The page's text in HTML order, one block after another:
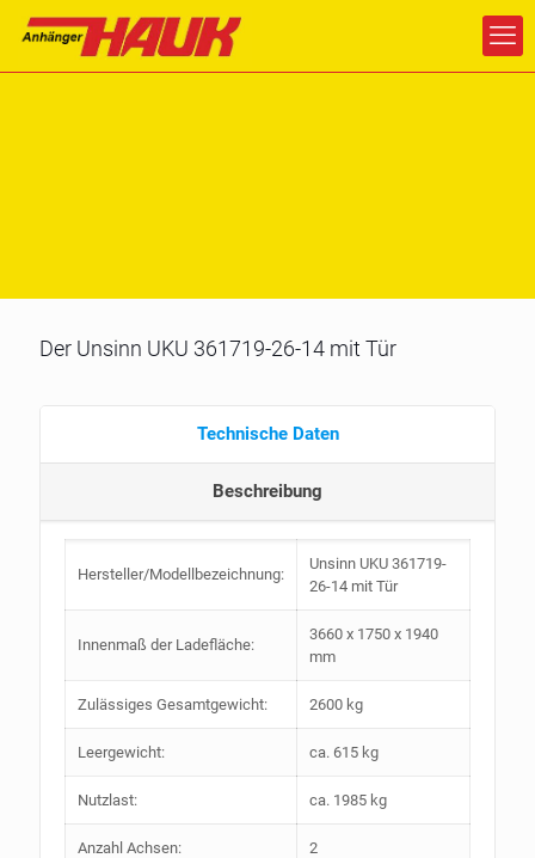
Der Unsinn UKU 361719-26-14 mit Tür
Technische Daten
Beschreibung
Hersteller/Modellbezeichnung:
Unsinn UKU 361719-
26-14 mit Tür
Innenmaß der Ladefläche:
3660 x 1750 x 1940
mm
Zulässiges Gesamtgewicht: 2600 kg
Leergewicht: ca. 615 kg
Nutzlast: ca. 1985 kg
Anzahl Achsen: 2